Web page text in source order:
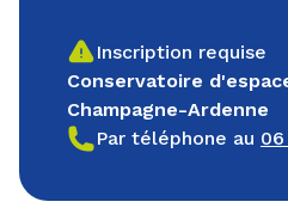
Inscription requise
Conservatoire
Champagne-Ardenne
Par téléphone au 06